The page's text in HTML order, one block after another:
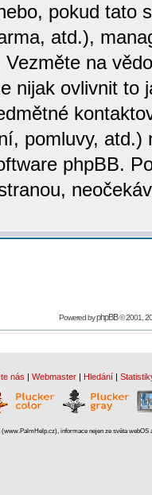
pokud tato
atd.),
na
nijak ovlivnit to
pomluvy,
phpBB.
Powered byphpBB© 2001,
nás | Webmaster | Hledání |
(www.PalmHelp.cz), informace nejen ze světa